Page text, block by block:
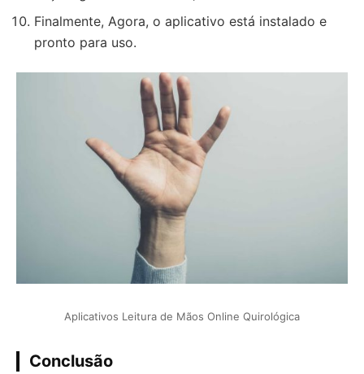
Finalmente, Agora, o aplicativo está instalado e
pronto para uso.
Aplicativos Leitura de Mãos Online Quirológica
Conclusão